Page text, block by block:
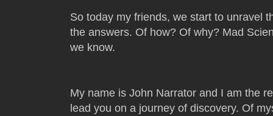
So today my friends, we start to unravel
the answers. Of how? Of why? Mad
we know.
My name is John Narrator and I am the
lead you on a journey of discovery. Of